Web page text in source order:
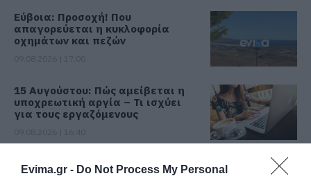
Evima.gr - Do Not Process My Personal
Εύβοια: Προσοχή! Που
απαγορεύεται η κυκλοφορία
οχημάτων και πεζών
15 Αυγούστου: Πώς αμείβεται η
υποχρεωτική αργία – Τι ισχύει
για τους εργαζόμενους
Χάος στην Εύβοια: Ουρά